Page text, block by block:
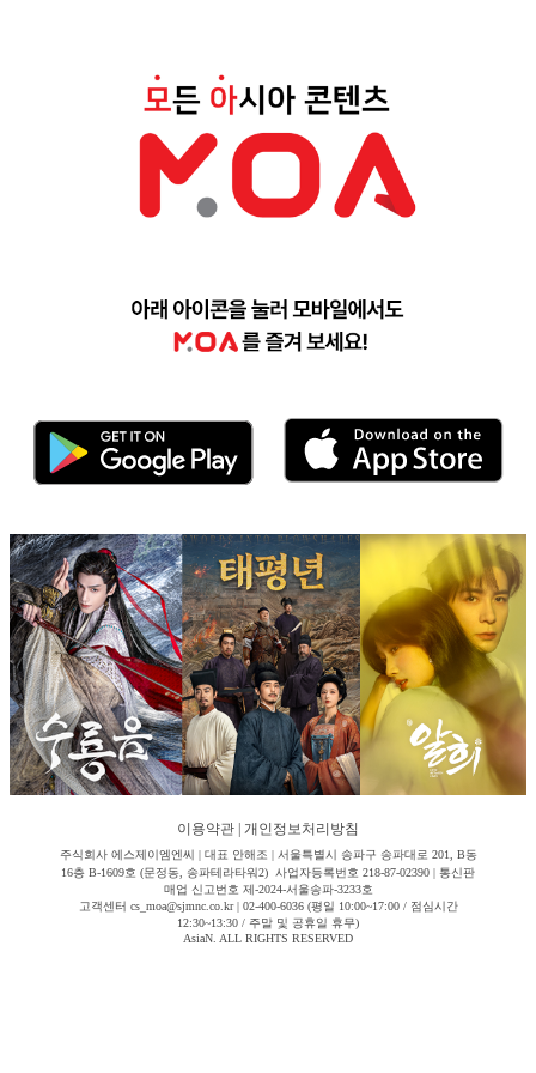
이용약관 개인정보처리방침
주식회사 에스제이엠엔씨 | 대표 안해조 | 서울특별시 송파구 송파대로 201, B동
16층 B-1609호 (문정동, 송파테라타워2) 사업자등록번호 218-87-02390 | 통신판
매업 신고번호 제-2024-서울송파-3233호
고객센터 cs_moa@sjmnc.co.kr | 02-400-6036 (평일 10:00~17:00 / 점심시간
12:30~13:30 / 주말 및 공휴일 휴무)
AsiaN. ALL RIGHTS RESERVED